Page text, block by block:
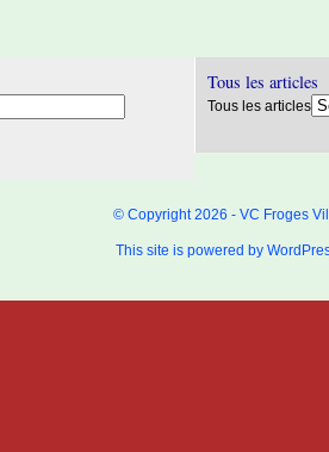
Tous les articles
Tous les articles
© Copyright 2026 - VC Froges
This site is powered by